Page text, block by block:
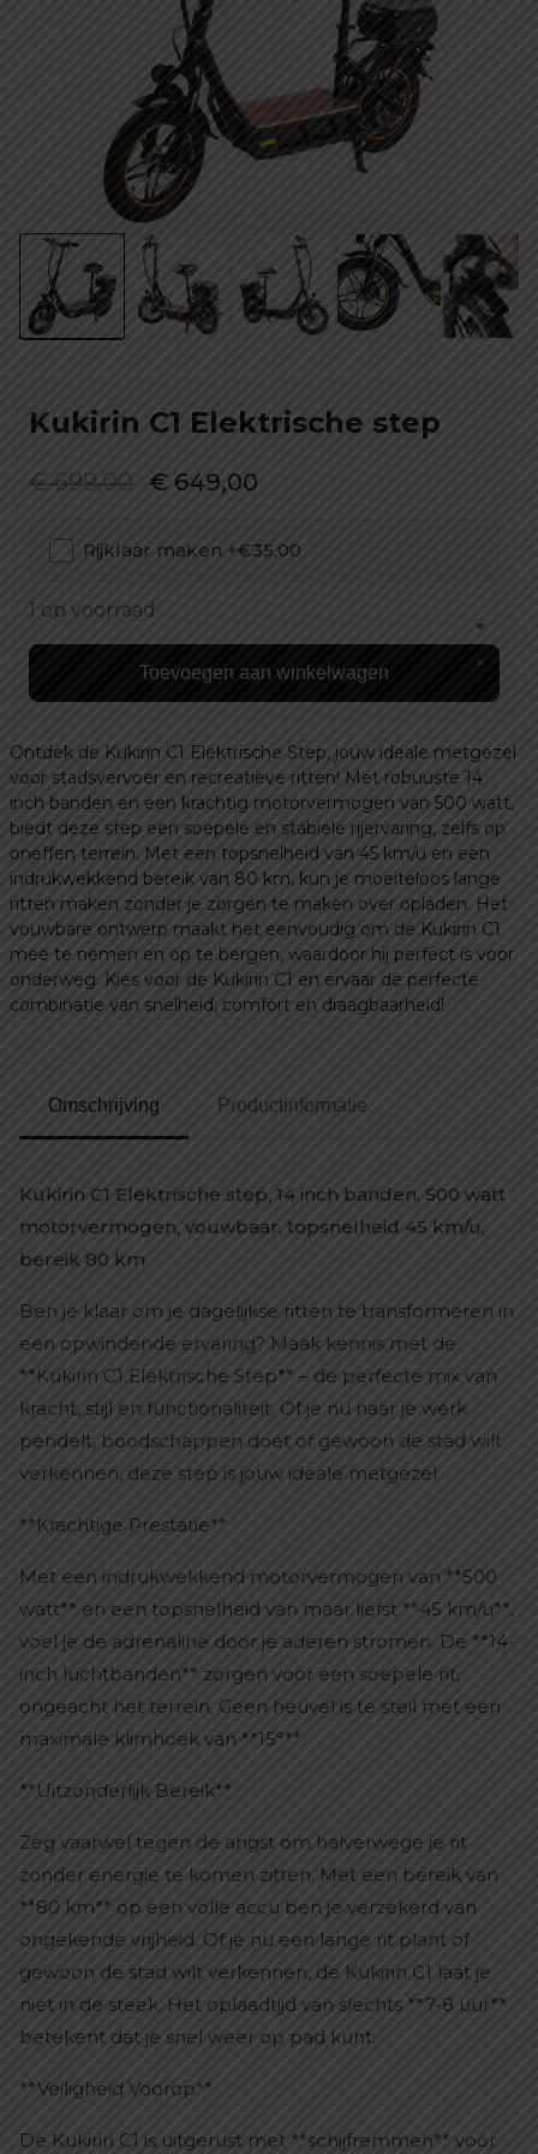
Kukirin C1 Elektrische step
€699,00 Oorspronkelijke
was:
€ 649,00
is:
Rijklaar maken +€35,00
1 op voorraad
Kukirin
step
aantal
Toevoegen aan winkelwagen
Ontdek de Kukirin C1 Elektrische Step, jouw ideale metgezel
voor stadsvervoer en recreatieve ritten! Met robuuste 14
inch banden en een krachtig motorvermogen van 500 watt,
biedt deze step een soepele en stabiele rijervaring, zelfs op
oneffen terrein. Met een topsnelheid van 45 km/u en een
indrukwekkend bereik van 80 km, kun je moeiteloos lange
ritten maken zonder je zorgen te maken over opladen. Het
vouwbare ontwerp maakt het eenvoudig om de Kukirin C1
mee te nemen en op te bergen, waardoor hij perfect is voor
onderweg. Kies voor de Kukirin C1 en ervaar de perfecte
combinatie van snelheid, comfort en draagbaarheid!
Omschrijving Productinformatie
Kukirin C1 Elektrische step, 14 inch banden, 500 watt
motorvermogen, vouwbaar, topsnelheid 45 km/u,
bereik 80 km
Ben je klaar om je dagelijkse ritten te transformeren in
een opwindende ervaring? Maak kennis met de
**Kukirin C1 Elektrische Step** – de perfecte mix van
kracht, stijl en functionaliteit. Of je nu naar je werk
pendelt, boodschappen doet of gewoon de stad wilt
verkennen, deze step is jouw ideale metgezel.
**Krachtige Prestatie**
Met een indrukwekkend motorvermogen van **500
watt** en een topsnelheid van maar liefst **45 km/u**,
voel je de adrenaline door je aderen stromen. De **14-
inch luchtbanden** zorgen voor een soepele rit,
ongeacht het terrein. Geen heuvel is te steil met een
maximale klimhoek van **15°**.
**Uitzonderlijk Bereik**
Zeg vaarwel tegen de angst om halverwege je rit
zonder energie te komen zitten. Met een bereik van
**80 km** op een volle accu ben je verzekerd van
ongekende vrijheid. Of je nu een lange rit plant of
gewoon de stad wilt verkennen, de Kukirin C1 laat je
niet in de steek. Het oplaadtijd van slechts **7-8 uur**
betekent dat je snel weer op pad kunt.
**Veiligheid Voorop**
De Kukirin C1 is uitgerust met **schijfremmen** voor